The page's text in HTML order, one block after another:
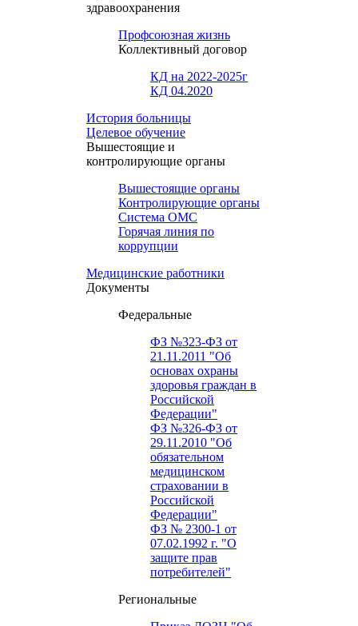
здравоохранения
Профсоюзная жизнь
Коллективный договор
КД на 2022-2025г
КД 04.2020
История больницы
Целевое обучение
Вышестоящие и
контролирующие органы
Вышестоящие органы
Контролирующие органы
Система ОМС
Горячая линия по
коррупции
Медицинские работники
Документы
Федеральные
ФЗ №323-ФЗ от
21.11.2011 "Об
основах охраны
здоровья граждан в
Российской
Федерации"
ФЗ №326-ФЗ от
29.11.2010 "Об
обязательном
медицинском
страховании в
Российской
Федерации"
ФЗ № 2300-1 от
07.02.1992 г. "О
защите прав
потребителей"
Региональные